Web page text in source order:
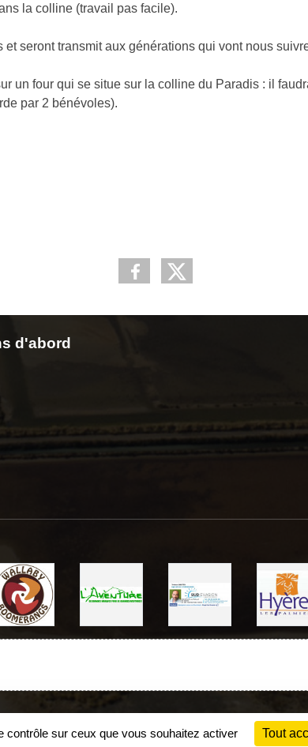
la colline (travail pas facile).
seront transmit aux générations qui vont nous
un four qui se situe sur la colline du Paradis : il
par 2 bénévoles).
d'abord
Gestion des cookies
contrôle sur ceux que vous souhaitez activer Tout